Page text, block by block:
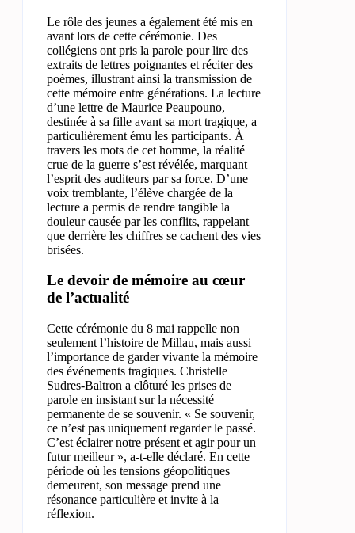
Le rôle des jeunes a également été mis en
avant lors de cette cérémonie. Des
collégiens ont pris la parole pour lire des
extraits de lettres poignantes et réciter des
poèmes, illustrant ainsi la transmission de
cette mémoire entre générations. La lecture
d’une lettre de Maurice Peaupouno,
destinée à sa fille avant sa mort tragique, a
particulièrement ému les participants. À
travers les mots de cet homme, la réalité
crue de la guerre s’est révélée, marquant
l’esprit des auditeurs par sa force. D’une
voix tremblante, l’élève chargée de la
lecture a permis de rendre tangible la
douleur causée par les conflits, rappelant
que derrière les chiffres se cachent des vies
brisées.
Le devoir de mémoire au cœur
de l’actualité
Cette cérémonie du 8 mai rappelle non
seulement l’histoire de Millau, mais aussi
l’importance de garder vivante la mémoire
des événements tragiques. Christelle
Sudres-Baltron a clôturé les prises de
parole en insistant sur la nécessité
permanente de se souvenir. « Se souvenir,
ce n’est pas uniquement regarder le passé.
C’est éclairer notre présent et agir pour un
futur meilleur », a-t-elle déclaré. En cette
période où les tensions géopolitiques
demeurent, son message prend une
résonance particulière et invite à la
réflexion.